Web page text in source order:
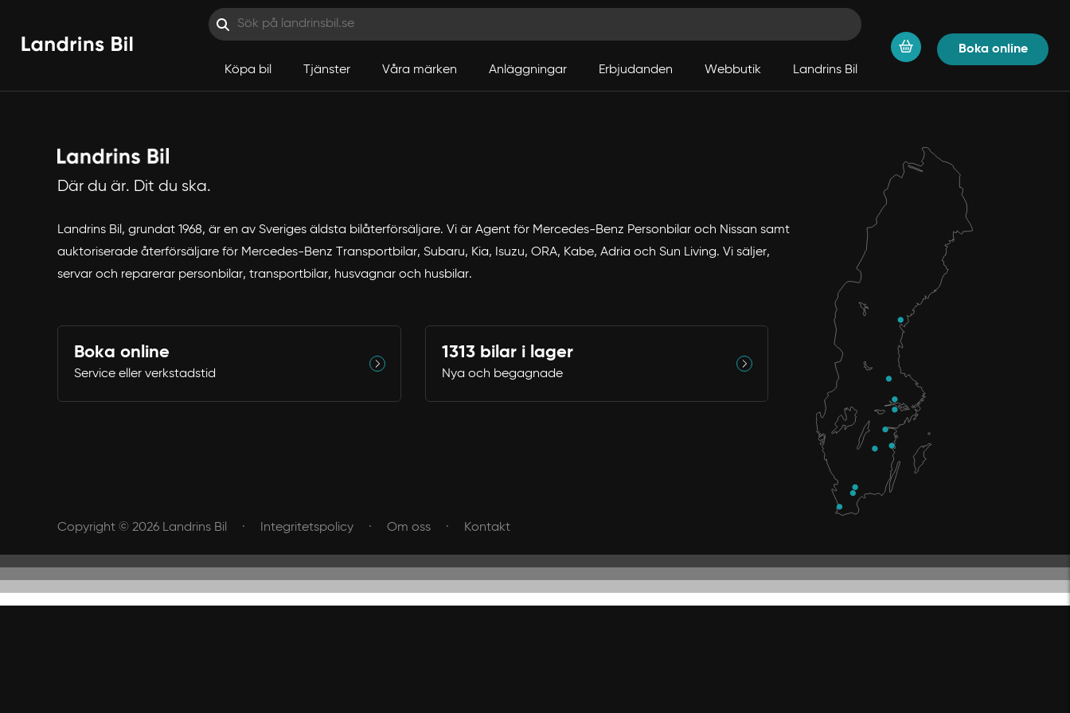
Köpa bil Tjänster Våra märken Anläggningar Erbjudanden Webbutik Landrins Bil
Boka online
Där du är. Dit du ska.
Landrins Bil, grundat 1968, är en av Sveriges äldsta bilåterförsäljare. Vi är Agent för Mercedes-Benz Personbilar och Nissan samt
auktoriserade återförsäljare för Mercedes-Benz Transportbilar, Subaru, Kia, Isuzu, ORA, Kabe, Adria och Sun Living. Vi säljer,
servar och reparerar personbilar, transportbilar, husvagnar och husbilar.
Boka online
Service eller verkstadstid
1313 bilar i lager
Nya och begagnade
Copyright © 2026 Landrins Bil Integritetspolicy Om oss Kontakt